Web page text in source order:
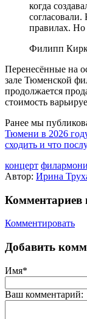
когда
правилах.
Филипп
Перенесённые на
зале Тюменской
продолжается
стоимость
Ранее мы
Тюмени в 2026
сходить и что
концерт
Автор: Ирина
Комментариев
Комментировать
Добавить
Имя*
Ваш комментарий: